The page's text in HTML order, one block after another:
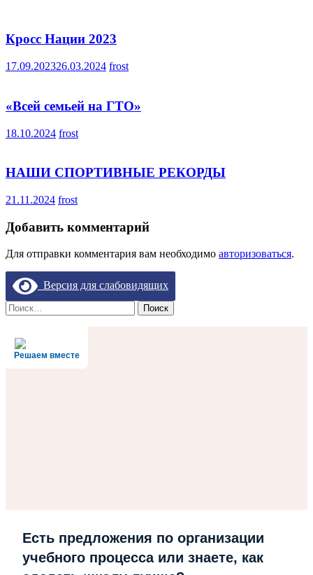
Кросс Нации 2023
17.09.202326.03.2024 frost
«Всей семьей на ГТО»
18.10.2024 frost
НАШИ СПОРТИВНЫЕ РЕКОРДЫ
21.11.2024 frost
Добавить комментарий
Для отправки комментария вам необходимо авторизоваться.
Версия для слабовидящих
Найти:
Решаем вместе
Есть предложения по организации
учебного процесса или знаете, как